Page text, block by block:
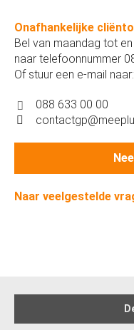
Onafhankelijke
Bel van maandag tot
naar telefoonnummer
Of stuur een e-mail naar:
088 633 00 00
Naar veelgestelde